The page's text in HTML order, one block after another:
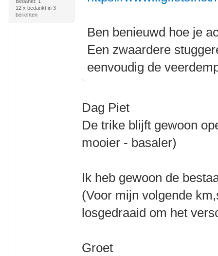
12 x bedankt in 3
berichten
Ben benieuwd hoe je
Een zwaardere
eenvoudig de
Dag Piet
De trike blijft gewoon
mooier - basaler)
Ik heb gewoon de
(Voor mijn volgende
losgedraaid om het
Groet